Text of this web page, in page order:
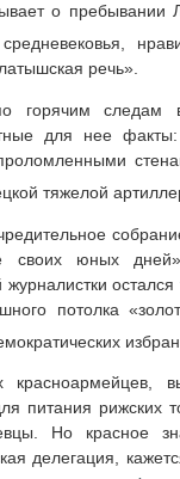
о пребывании
речь».
горячим следам
для нее
тяжелой
своих юных
потолка
питания рижских
Но красное
делегация,